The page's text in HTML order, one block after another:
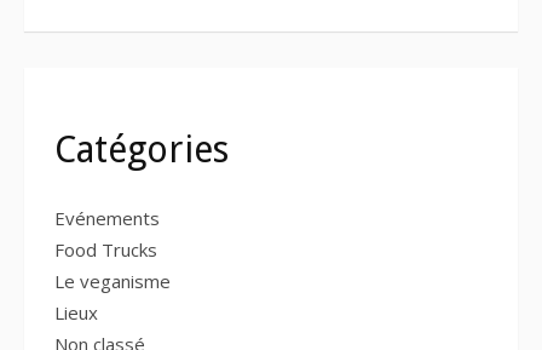
Catégories
Evénements
Food Trucks
Le veganisme
Lieux
Non classé